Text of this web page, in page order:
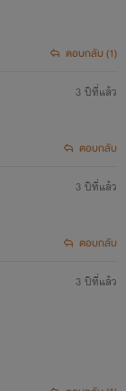
ตอบกลับ (1)
3 ปีที่แล้ว
ตอบกลับ
3 ปีที่แล้ว
ตอบกลับ
3 ปีที่แล้ว